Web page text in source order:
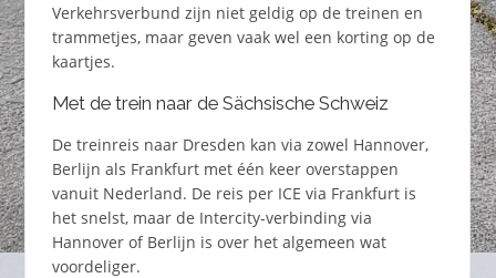
Verkehrsverbund zijn niet geldig op de treinen en
trammetjes, maar geven vaak wel een korting op de
kaartjes.
Met de trein naar de Sächsische Schweiz
De treinreis naar Dresden kan via zowel Hannover,
Berlijn als Frankfurt met één keer overstappen
vanuit Nederland. De reis per ICE via Frankfurt is
het snelst, maar de Intercity-verbinding via
Hannover of Berlijn is over het algemeen wat
voordeliger.